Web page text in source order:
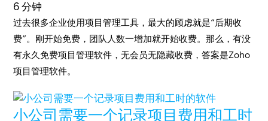
6 分钟
过去很多企业使用项目管理工具，最大的顾虑就是“后期收
费”。刚开始免费，团队人数一增加就开始收费。那么，有没
有永久免费项目管理软件，无会员无隐藏收费，答案是Zoho
项目管理软件。
小公司需要一个记录项目费用和工时